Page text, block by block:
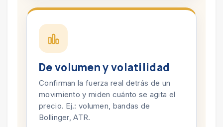
De volumen y volatilidad
Confirman la fuerza real detrás de un
movimiento y miden cuánto se agita el
precio. Ej.: volumen, bandas de
Bollinger, ATR.